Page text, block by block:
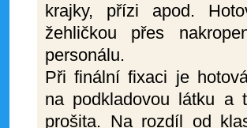
krajky, přízi apod.
žehličkou přes
personálu.
Při finální fixaci je
na podkladovou látku a
prošita. Na rozdíl od